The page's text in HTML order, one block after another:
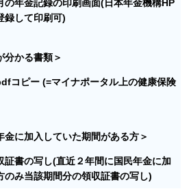
年金記録の印刷画面(日本年金機構HP
録して印刷可)
分かる書類＞
コピー (=マイナポータル上の健康保険
金に加入していた期間がある方＞
書の写し(直近２年間に国民年金に加
のみ当該期間分の領収証書の写し)